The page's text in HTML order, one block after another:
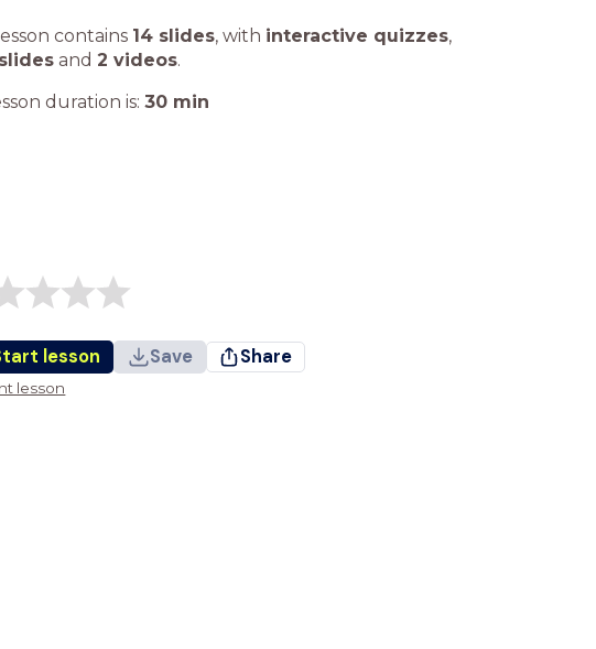
contains 14 slides, with interactive quizzes,
and 2 videos.
duration is: 30 min
lesson Save Share
lesson